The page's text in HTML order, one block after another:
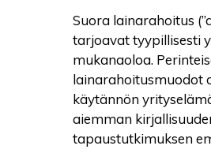
Suora lainarahoitus
tarjoavat tyypillisesti
mukanaoloa.
lainarahoitusmuodot
käytännön
aiemman
tapaustutkimuksen